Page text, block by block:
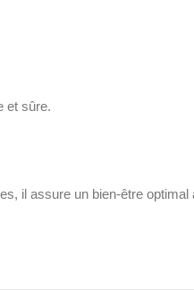
et sûre.
il assure un bien-être optimal